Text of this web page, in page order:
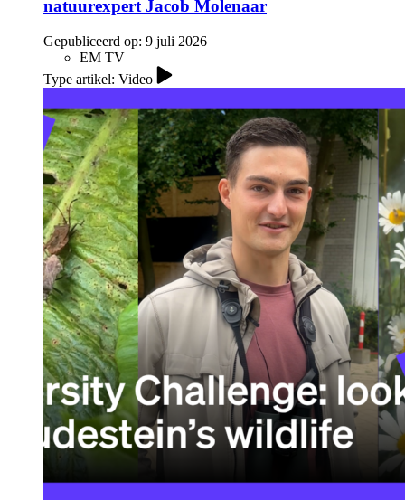
natuurexpert Jacob Molenaar
Gepubliceerd op: 9 juli 2026
EM TV
Type artikel: Video